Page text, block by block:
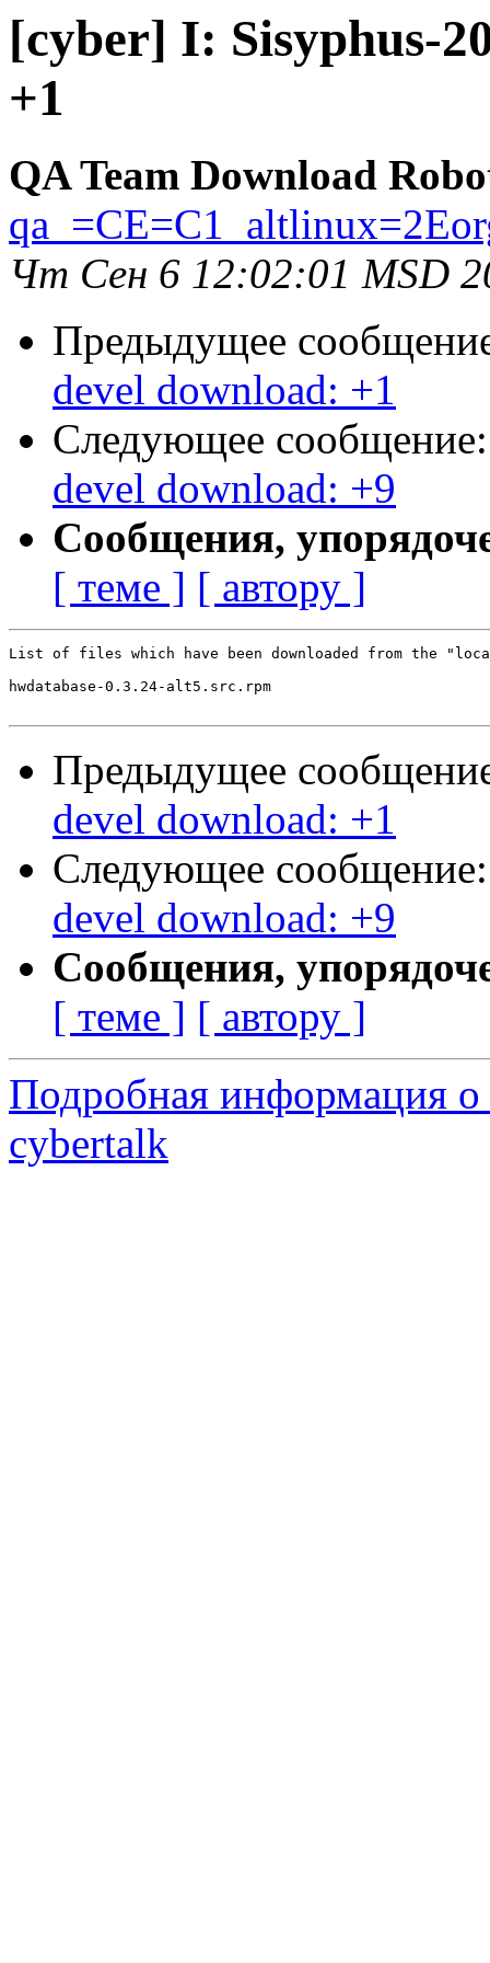
[cyber] I: Sisyphus-
+1
QA Team Download
Чт Сен 6 12:02:01 MSD
Предыдущее
devel download: +1
Следующее
devel download: +9
Сообщения,
[ теме ] [ автору ]
List of files which have been downloaded from the
hwdatabase-0.3.24-alt5.src.rpm
Предыдущее
devel download: +1
Следующее
devel download: +9
Сообщения,
[ теме ] [ автору ]
Подробная информация о
cybertalk